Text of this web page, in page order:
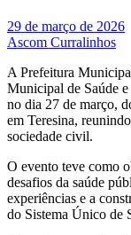
29 de março de 2026
Ascom Curralinhos
A Prefeitura
Municipal de Saúde
no dia 27 de março,
em Teresina,
sociedade civil.
O evento teve como
desafios da saúde
experiências e a
do Sistema Único de